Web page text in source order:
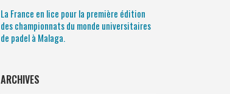
La France en lice pour la première édition
des championnats du monde universitaires
de padel à Malaga.
ARCHIVES